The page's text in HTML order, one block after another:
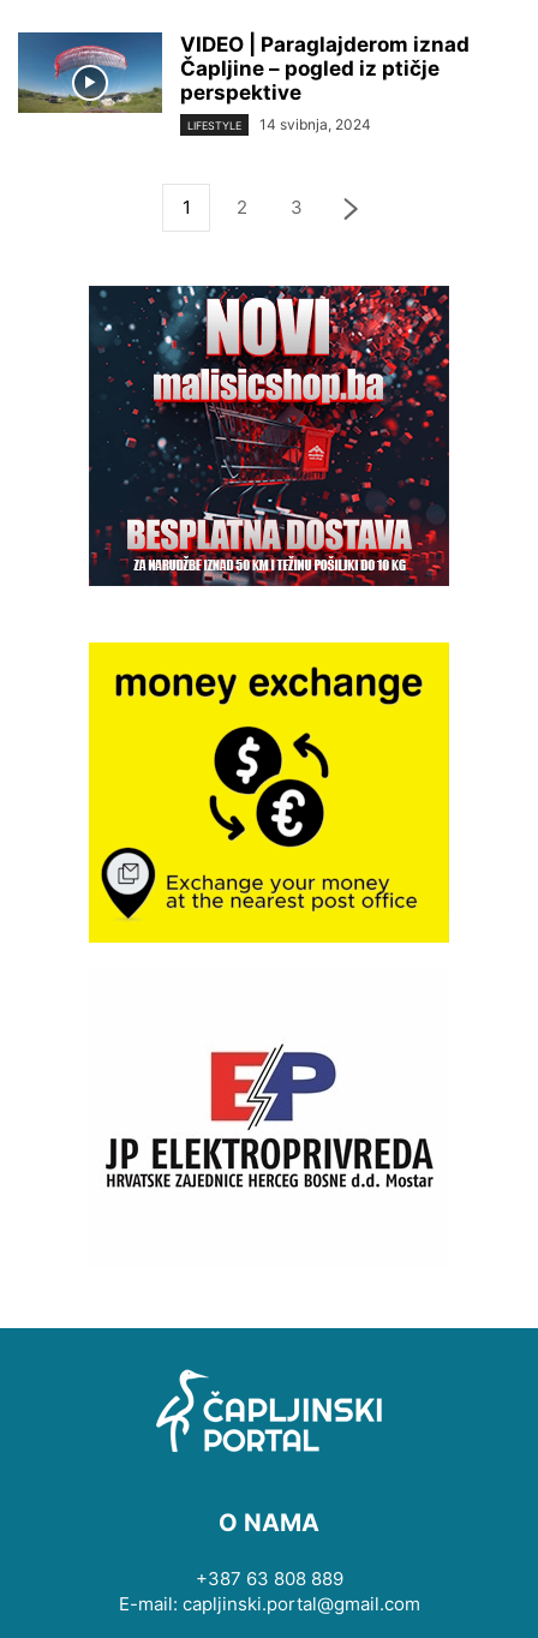
VIDEO | Paraglajderom iznad
Čapljine – pogled iz ptičje
perspektive
LIFESTYLE 14 svibnja, 2024
1 2 3
O NAMA
+387 63 808 889
E-mail: capljinski.portal@gmail.com